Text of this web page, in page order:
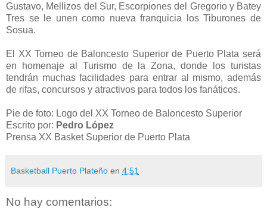
Gustavo, Mellizos del Sur, Escorpiones del Gregorio y Batey
Tres se le unen como nueva franquicia los Tiburones de
Sosua.
El XX Torneo de Baloncesto Superior de Puerto Plata será
en homenaje al Turismo de la Zona, donde los turistas
tendrán muchas facilidades para entrar al mismo, además
de rifas, concursos y atractivos para todos los fanáticos.
Pie de foto: Logo del XX Torneo de Baloncesto Superior
Escrito por: Pedro López
Prensa XX Basket Superior de Puerto Plata
Basketball Puerto Plateño en 4:51
No hay comentarios: